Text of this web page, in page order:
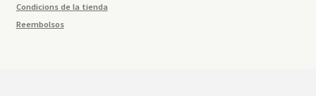
Condicions de la tienda
Reembolsos